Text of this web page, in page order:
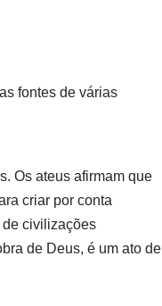
fontes de várias
Os ateus afirmam que
criar por conta
de civilizações
de Deus, é um ato de